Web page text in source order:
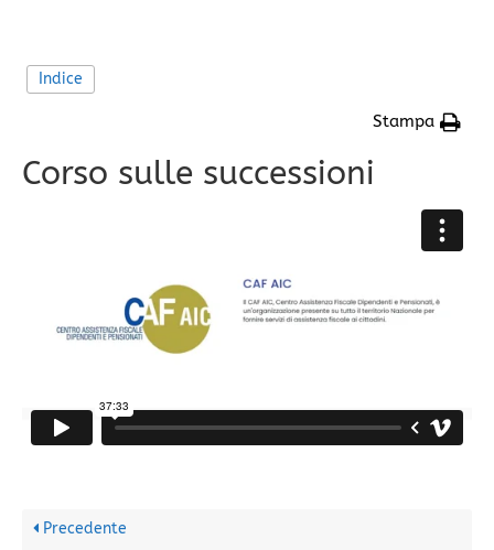
Indice
Stampa
Corso sulle successioni
Precedente